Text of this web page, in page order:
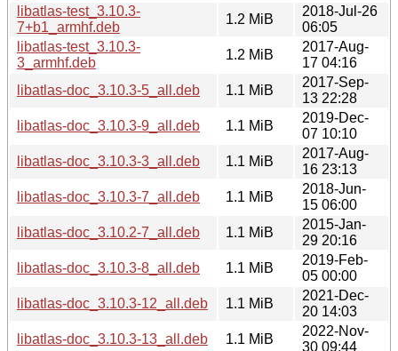
libatlas-test_3.10.3-
7+b1_armhf.deb
1.2 MiB
2018-Jul-26
06:05
libatlas-test_3.10.3-
3_armhf.deb
1.2 MiB
2017-Aug-
17 04:16
libatlas-doc_3.10.3-5_all.deb
1.1 MiB
2017-Sep-
13 22:28
libatlas-doc_3.10.3-9_all.deb
1.1 MiB
2019-Dec-
07 10:10
libatlas-doc_3.10.3-3_all.deb
1.1 MiB
2017-Aug-
16 23:13
libatlas-doc_3.10.3-7_all.deb
1.1 MiB
2018-Jun-
15 06:00
libatlas-doc_3.10.2-7_all.deb
1.1 MiB
2015-Jan-
29 20:16
libatlas-doc_3.10.3-8_all.deb
1.1 MiB
2019-Feb-
05 00:00
libatlas-doc_3.10.3-12_all.deb
1.1 MiB
2021-Dec-
20 14:03
libatlas-doc_3.10.3-13_all.deb
1.1 MiB
2022-Nov-
30 09:44